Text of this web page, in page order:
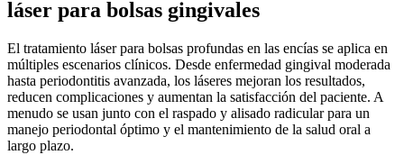
láser para bolsas gingivales
El tratamiento láser para bolsas profundas en las encías se aplica en
múltiples escenarios clínicos. Desde enfermedad gingival moderada
hasta periodontitis avanzada, los láseres mejoran los resultados,
reducen complicaciones y aumentan la satisfacción del paciente. A
menudo se usan junto con el raspado y alisado radicular para un
manejo periodontal óptimo y el mantenimiento de la salud oral a
largo plazo.